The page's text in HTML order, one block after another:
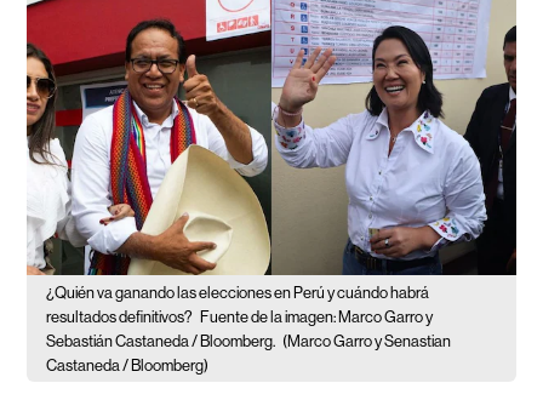
¿Quién va ganando las elecciones en Perú y cuándo habrá
resultados definitivos? Fuente de la imagen: Marco Garro y
Sebastián Castaneda / Bloomberg. (Marco Garro y Senastian
Castaneda / Bloomberg)